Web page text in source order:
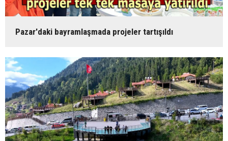
Pazar'daki bayramlaşmada projeler tartışıldı